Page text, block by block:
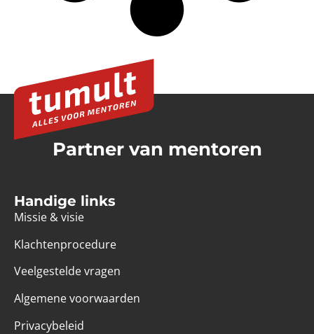
Partner van mentoren
Handige links
Missie & visie
Klachtenprocedure
Veelgestelde vragen
Algemene voorwaarden
Privacybeleid